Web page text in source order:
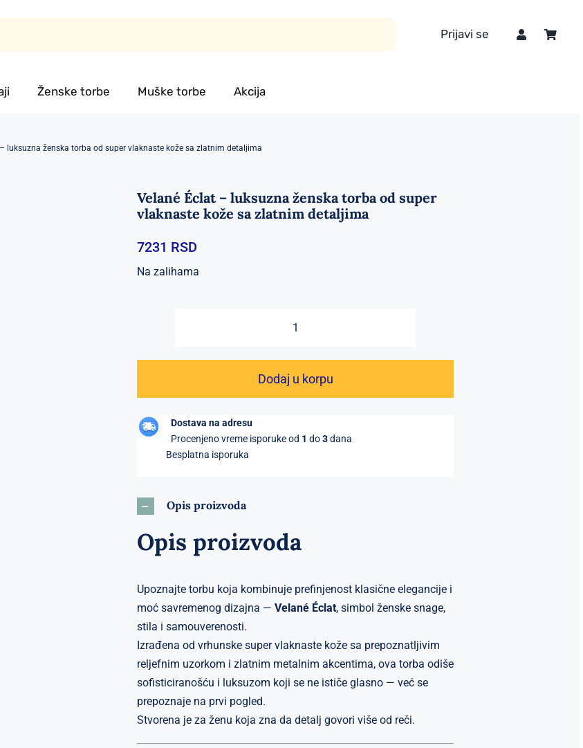
Prijavi se
Ženske torbe Muške torbe Akcija
luksuzna ženska torba od super vlaknaste kože sa zlatnim detaljima
Velané Éclat – luksuzna ženska torba od super
vlaknaste kože sa zlatnim detaljima
7231 RSD
Na zalihama
Velané
–
zlatnim
Dodaj u korpu
Dostava na adresu
Procenjeno vreme isporuke od 1 do3dana
Besplatna isporuka
Opis proizvoda
Opis proizvoda
Upoznajte torbu koja kombinuje prefinjenost klasične elegancije i
moć savremenog dizajna — Velané Éclat, simbol ženske snage,
stila i samouverenosti.
Izrađena od vrhunske super vlaknaste kože sa prepoznatljivim
reljefnim uzorkom i zlatnim metalnim akcentima, ova torba odiše
sofisticiranošću i luksuzom koji se ne ističe glasno — već se
prepoznaje na prvi pogled.
Stvorena je za ženu koja zna da detalj govori više od reči.